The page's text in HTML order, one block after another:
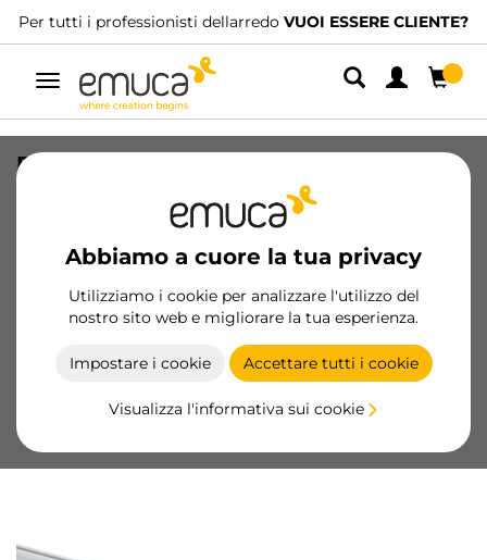
Per tutti i professionisti dellarredo VUOI ESSERE CLIENTE?
Navigazione
Abbiamo a cuore la tua privacy
Utilizziamo i cookie per analizzare l'utilizzo del
nostro sito web e migliorare la tua esperienza.
Impostare i cookie Accettare tutti i cookie
Visualizza l'informativa sui cookie
Profilo verticale Free Rapid, lunghezza
2,7 m, Alluminio, Anodizzato opaco
Prodotti essenziali
Diventa cliente
Scheda prodotto